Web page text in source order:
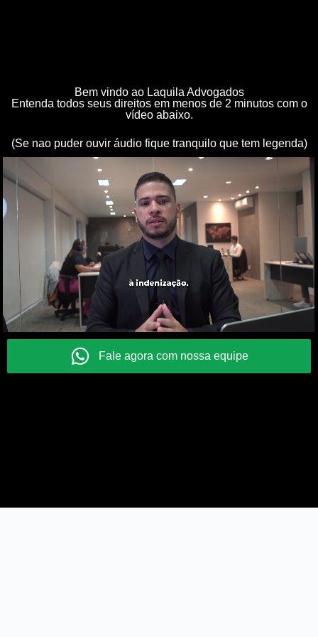
Bem vindo ao Laquila Advogados
Entenda todos seus direitos em menos de 2 minutos com o
vídeo abaixo.
(Se nao puder ouvir áudio fique tranquilo que tem legenda)
Fale agora com nossa equipe